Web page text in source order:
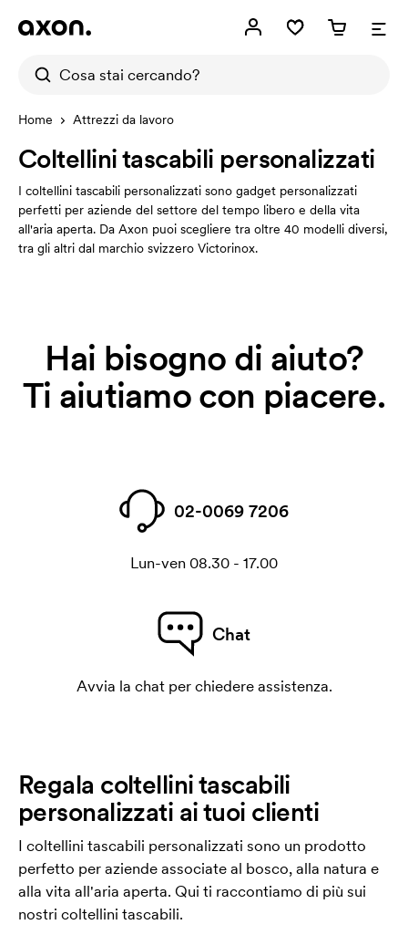
Home Attrezzi da lavoro
Coltellini tascabili personalizzati
I coltellini tascabili personalizzati sono gadget personalizzati
perfetti per aziende del settore del tempo libero e della vita
all'aria aperta. Da Axon puoi scegliere tra oltre 40 modelli diversi,
tra gli altri dal marchio svizzero Victorinox.
Hai bisogno di aiuto?
Ti aiutiamo con piacere.
02-0069 7206
Lun-ven 08.30 - 17.00
Chat
Avvia la chat per chiedere assistenza.
Regala coltellini tascabili
personalizzati ai tuoi clienti
I coltellini tascabili personalizzati sono un prodotto
perfetto per aziende associate al bosco, alla natura e
alla vita all'aria aperta. Qui ti raccontiamo di più sui
nostri coltellini tascabili.